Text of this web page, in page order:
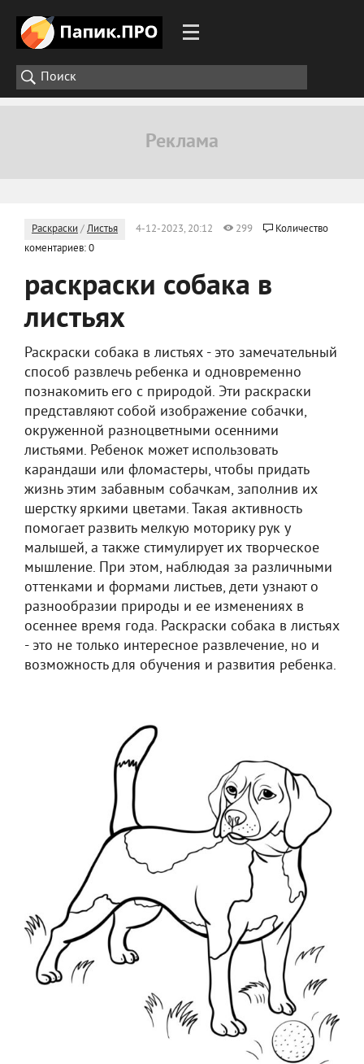
Раскраски /Листья 4-12-2023, 20:12 299
Количество
коментариев: 0
раскраски собака в
листьях
Раскраски собака в листьях - это замечательный
способ развлечь ребенка и одновременно
познакомить его с природой. Эти раскраски
представляют собой изображение собачки,
окруженной разноцветными осенними
листьями. Ребенок может использовать
карандаши или фломастеры, чтобы придать
жизнь этим забавным собачкам, заполнив их
шерстку яркими цветами. Такая активность
помогает развить мелкую моторику рук у
малышей, а также стимулирует их творческое
мышление. При этом, наблюдая за различными
оттенками и формами листьев, дети узнают о
разнообразии природы и ее изменениях в
осеннее время года. Раскраски собака в листьях
- это не только интересное развлечение, но и
возможность для обучения и развития ребенка.